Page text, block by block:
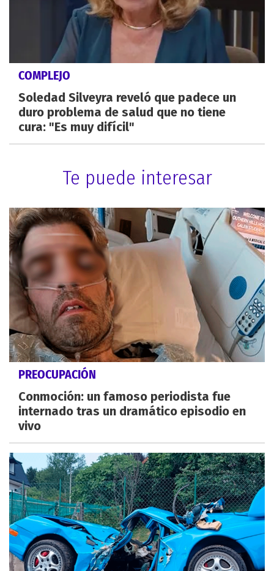
COMPLEJO
Soledad Silveyra reveló que padece un
duro problema de salud que no tiene
cura: "Es muy difícil"
Te puede interesar
PREOCUPACIÓN
Conmoción: un famoso periodista fue
internado tras un dramático episodio en
vivo